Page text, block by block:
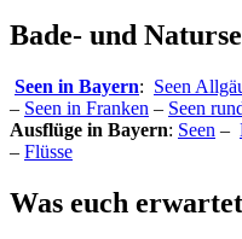
Bade- und
Seen in Bayern: Seen
– Seen in Franken – Seen
Ausflüge in Bayern: Seen –
– Flüsse
Was euch erwartet